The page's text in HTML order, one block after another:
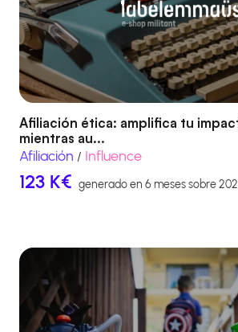
Afiliación ética: amplifica tu
mientras au...
Afiliación / Influence
123 K€ generado en 6 meses sobre